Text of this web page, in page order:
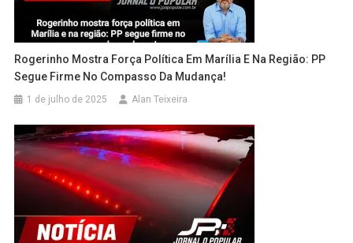
Rogerinho Mostra Força Política Em Marília E Na Região: PP
Segue Firme No Compasso Da Mudança!
1 de julho de 2025 Alan Teixeira